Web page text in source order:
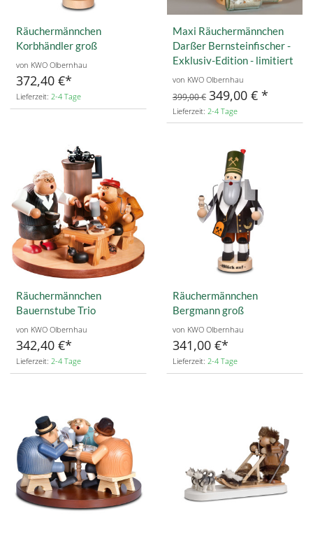
Räuchermännchen
Korbhändler groß
von KWO Olbernhau
372,40 €
Lieferzeit: 2-4 Tage
Maxi Räuchermännchen
Darßer Bernsteinfischer -
Exklusiv-Edition - limitiert
von KWO Olbernhau
399,00 € 349,00 €
Lieferzeit: 2-4 Tage
Räuchermännchen
Bauernstube Trio
von KWO Olbernhau
342,40 €
Lieferzeit: 2-4 Tage
Räuchermännchen
Bergmann groß
von KWO Olbernhau
341,00 €
Lieferzeit: 2-4 Tage